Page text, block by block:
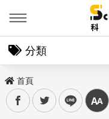
分類
首頁
facebooktwitter line 中